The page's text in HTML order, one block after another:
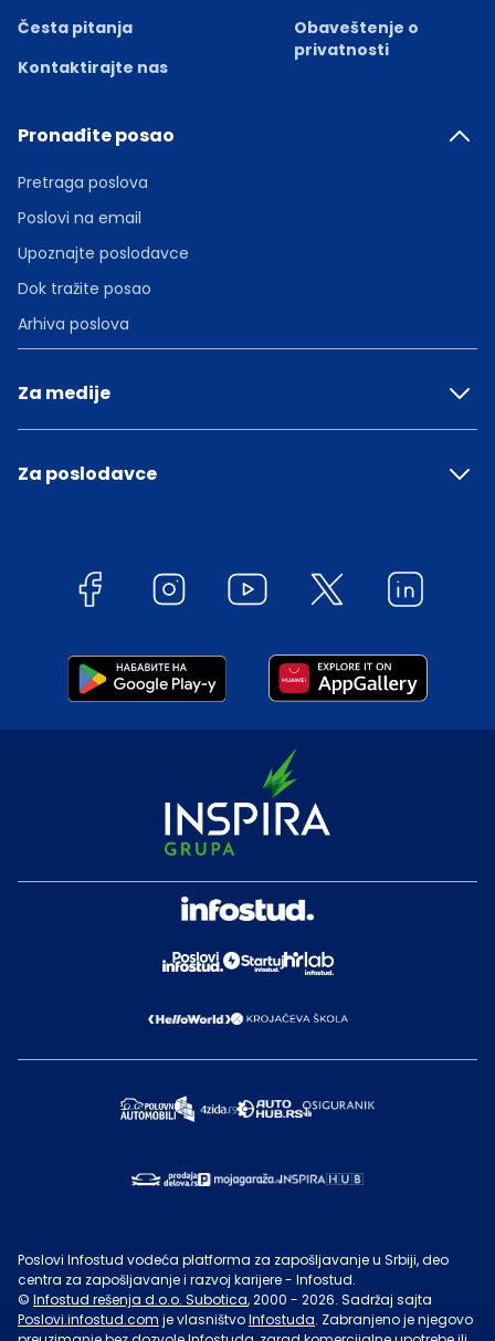
Česta pitanja
Kontaktirajte nas
Obaveštenje o
privatnosti
Pronađite posao
Pretraga poslova
Poslovi na email
Upoznajte poslodavce
Dok tražite posao
Arhiva poslova
Za medije
Za poslodavce
Poslovi Infostud vodeća platforma za zapošljavanje u Srbiji, deo
centra za zapošljavanje i razvoj karijere - Infostud.
© Infostud rešenja d.o.o. Subotica, 2000 - 2026. Sadržaj sajta
Poslovi.infostud.com je vlasništvoInfostuda. Zabranjeno je njegovo